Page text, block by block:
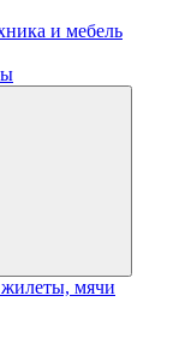
и мебель
мячи